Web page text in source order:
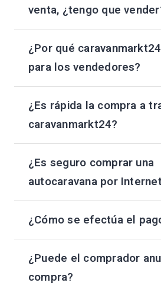
venta, ¿tengo que
¿Por qué
para los vendedores?
¿Es rápida la compra a
caravanmarkt24?
¿Es seguro comprar una
autocaravana por
¿Cómo se efectúa el
¿Puede el comprador
compra?